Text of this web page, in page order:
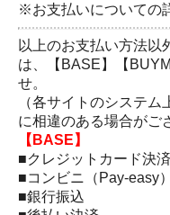
※お支払いについての
以上のお支払い方法以
は、【BASE】【
せ。
（各サイトのシステ
に相違のある場合がご
【BASE】
■クレジットカード決済
■コンビニ（Pay-easy
■銀行振込